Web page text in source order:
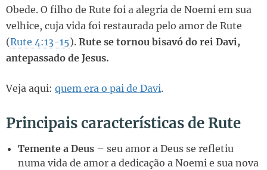
Obede. O filho de Rute foi a alegria de Noemi em sua
velhice, cuja vida foi restaurada pelo amor de Rute
(Rute 4:13-15). Rute se tornou bisavó do rei Davi,
antepassado de Jesus.
Veja aqui: quem era o pai de Davi.
Principais características de Rute
Temente a Deus – seu amor a Deus se refletiu
numa vida de amor a dedicação a Noemi e sua nova